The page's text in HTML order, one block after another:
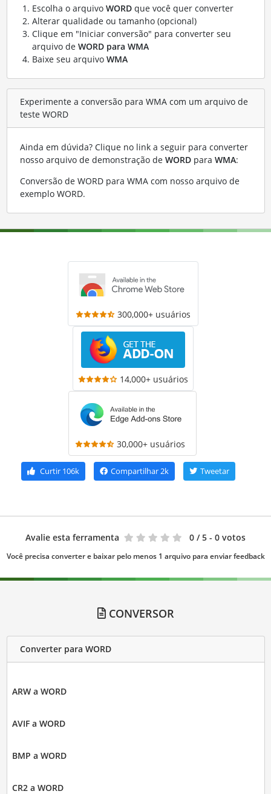
Escolha o arquivo WORDque você quer converter
Alterar qualidade ou tamanho (opcional)
Clique em "Iniciar conversão" para converter seu
arquivo de WORD para WMA
Baixe seu arquivo WMA
Experimente a conversão para WMA com um arquivo de
teste WORD
Ainda em dúvida? Clique no link a seguir para converter
nosso arquivo de demonstração de WORDpara WMA:
Conversão de WORD para WMA com nosso arquivo de
exemplo WORD.
300,000+ usuários
14,000+ usuários
30,000+ usuários
Curtir 106k Compartilhar2k Tweetar
Avalie esta ferramenta 0 / 5 - 0 votos
Você precisa converter e baixar pelo menos 1 arquivo para enviar feedback
CONVERSOR
Converter para WORD
ARW a WORD
AVIF a WORD
BMP a WORD
CR2 a WORD